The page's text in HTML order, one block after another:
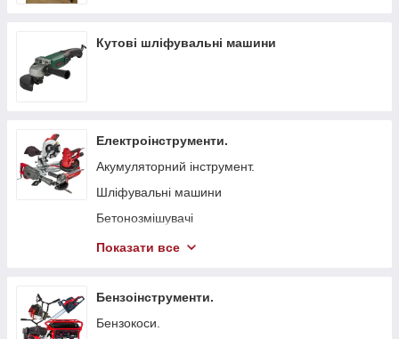
Кутові шліфувальні машини
Електроінструменти.
Акумуляторний інструмент.
Шліфувальні машини
Бетонозмішувачі
Болгарка (КШМ)
Вібратори глибинні для бетону
Стрічкові пили
Показати все
Бензоінструменти.
Бензокоси.